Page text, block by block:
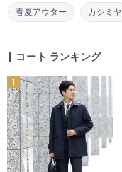
春夏アウター カシミヤ
コート ランキング